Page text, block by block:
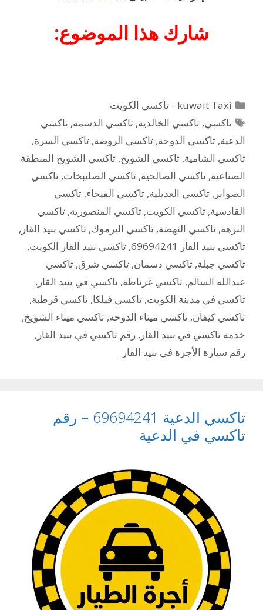
شارك هذا الموضوع:
التصنيفات
kuwait Taxi - تاكسي الكويت
الوسوم
تاكسي,تاكسي الخالدية,تاكسي الدسمة,تاكسي
الدعية, تاكسي الدوحة, تاكسي الروضة, تاكسي السرة,
تاكسي الشامية, تاكسي الشويخ, تاكسي الشويخ المنطقة
الصناعية, تاكسي الصالحية, تاكسي الصليبخات, تاكسي
الصوابر , تاكسي العديلية, تاكسي الفيحاء, تاكسي
القادسية, تاكسي الكويت, تاكسي المنصورية, تاكسي
النزهة, تاكسي النهضة, تاكسي اليرموك, تاكسي بنيد القار ,
تاكسي بنيد القار 69694241
, تاكسي بنيد القار الكويت,
تاكسي جبلة, تاكسي دسمان, تاكسي شرق, تاكسي
عبدالله السالم, تاكسي غرناطة, تاكسي في بنيد القار ,
تاكسي في مدينة الكويت, تاكسي فيلكا, تاكسي قرطبة,
تاكسي كيفان, تاكسي ميناء الدوحة, تاكسي ميناء الشويخ,
خدمة تاكسي في بنيد القار , رقم تاكسي في بنيد القار ,
رقم سيارة الأجرة في بنيد القار
تاكسي الدعية 69694241 – رقم
تاكسي في الدعية